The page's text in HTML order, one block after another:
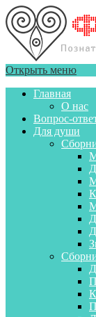
Открыть меню
Главная
О нас
Вопрос-
Для души